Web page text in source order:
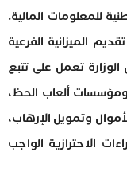
للمعلومات المالية.
الميزانية الفرعية
الوزارة تعمل على تتبع
ومؤسسات ألعاب الحظ،
وتمويل الإرهاب،
الاحترازية الواجب